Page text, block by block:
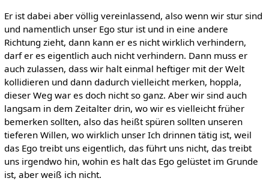
Er ist dabei aber völlig vereinlassend, also wenn wir stur sind
und namentlich unser Ego stur ist und in eine andere
Richtung zieht, dann kann er es nicht wirklich verhindern,
darf er es eigentlich auch nicht verhindern. Dann muss er
auch zulassen, dass wir halt einmal heftiger mit der Welt
kollidieren und dann dadurch vielleicht merken, hoppla,
dieser Weg war es doch nicht so ganz. Aber wir sind auch
langsam in dem Zeitalter drin, wo wir es vielleicht früher
bemerken sollten, also das heißt spüren sollten unseren
tieferen Willen, wo wirklich unser Ich drinnen tätig ist, weil
das Ego treibt uns eigentlich, das führt uns nicht, das treibt
uns irgendwo hin, wohin es halt das Ego gelüstet im Grunde
ist, aber weiß ich nicht.